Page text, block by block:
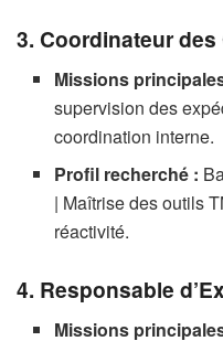
3. Coordinateur
Missions
supervision des
coordination interne.
Profil recherché :
| Maîtrise des outils
réactivité.
4. Responsable
Missions